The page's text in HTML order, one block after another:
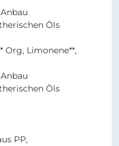
Öls
Org, Limonene**,
Öls
PP,